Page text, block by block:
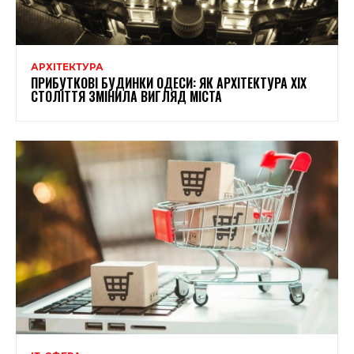
АРХІТЕКТУРА
ПРИБУТКОВІ БУДИНКИ ОДЕСИ: ЯК АРХІТЕКТУРА XIX
СТОЛІТТЯ ЗМІНИЛА ВИГЛЯД МІСТА